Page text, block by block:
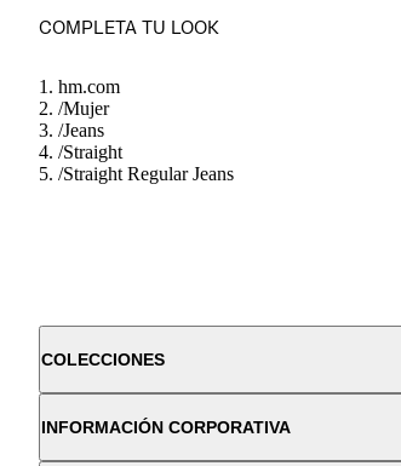
COMPLETA TU LOOK
hm.com
/Mujer
/Jeans
/Straight
/Straight Regular Jeans
COLECCIONES
INFORMACIÓN CORPORATIVA